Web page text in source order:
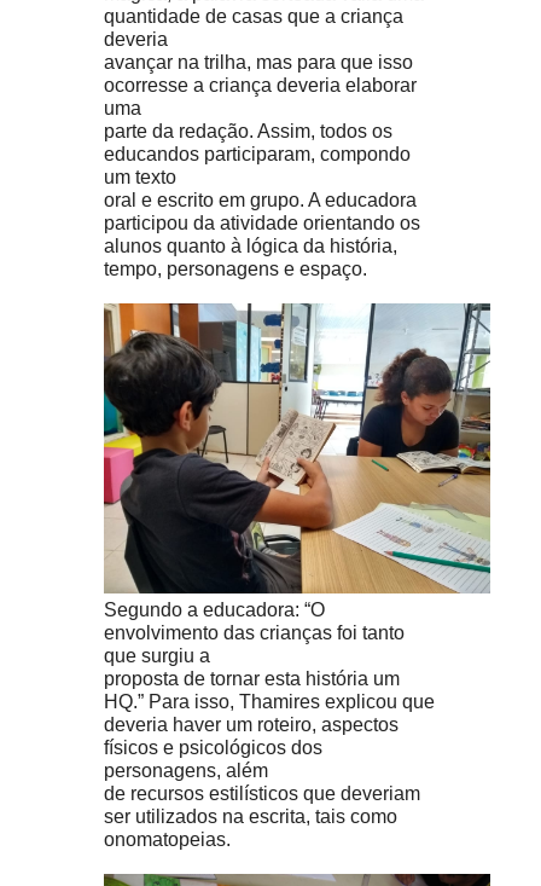
quantidade de casas que a criança
deveria
avançar na trilha, mas para que isso
ocorresse a criança deveria elaborar
uma
parte da redação. Assim, todos os
educandos participaram, compondo
um texto
oral e escrito em grupo. A educadora
participou da atividade orientando os
alunos quanto à lógica da história,
tempo, personagens e espaço.
Segundo a educadora: “O
envolvimento das crianças foi tanto
que surgiu a
proposta de tornar esta história um
HQ.” Para isso, Thamires explicou que
deveria haver um roteiro, aspectos
físicos e psicológicos dos
personagens, além
de recursos estilísticos que deveriam
ser utilizados na escrita, tais como
onomatopeias.